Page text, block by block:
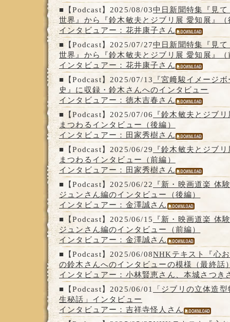
■【Podcast】2025/08/03中日新聞特集『見
世界』から『鈴木敏夫とジブリ展 愛知展』（
インタビュアー：花井康子さん
■【Podcast】2025/07/27中日新聞特集『見
世界』から『鈴木敏夫とジブリ展 愛知展』（
インタビュアー：花井康子さん
■【Podcast】2025/07/13
『宮﨑駿イメージ
史』に収録・鈴木さんへのインタビュー
インタビュアー：徳木吉春さん
■【Podcast】2025/07/06
『鈴木敏夫とジブ
まつわるインタビュー（後編）
インタビュアー：田家秀樹さん
■【Podcast】2025/06/29
『鈴木敏夫とジブ
まつわるインタビュー（前編）
インタビュアー：田家秀樹さん
■【Podcast】2025/06/22
『新・映画道楽 体
ジュンさん編のインタビュー（後編）
インタビュアー：金澤誠さん
■【Podcast】2025/06/15
『新・映画道楽 体
ジュンさん編のインタビュー（前編）
インタビュアー：金澤誠さん
■【Podcast】2025/06/08NHKテキスト『心
の鈴木さんへのインタビューの模様（最終話
インタビュアー：小林賢恵さん、本城さつき
■【Podcast】2025/06/01
「ジブリの立体造
生秘話」インタビュー
インタビュアー：吉祥寺怪人さん